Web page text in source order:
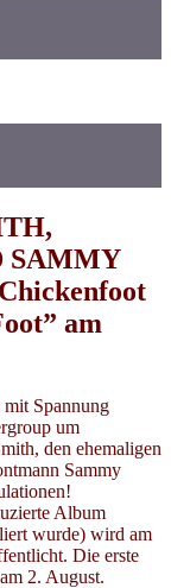
SAMMY
am
Spannung
um
den ehemaligen
Sammy
Album
wurde) wird am
Die erste
2. August.